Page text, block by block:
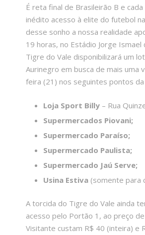
É reta final de Brasileirão B e
inédito acesso à elite do futebol
desse sonho a nossa realidade
19 horas, no Estádio Jorge
Tigre do Vale disponibilizará um
Aurinegro em busca de mais
feira (21) nos seguintes pontos da
Loja Sport Billy – Rua
Supermercados Piovani;
Supermercado Paraíso;
Supermercado Paulista;
Supermercado Jaú Serve;
Usina Estiva (somente para
A torcida do Tigre do Vale ainda
acesso pelo Portão 1, ao preço
Visitante custam R$ 40 (inteira) e